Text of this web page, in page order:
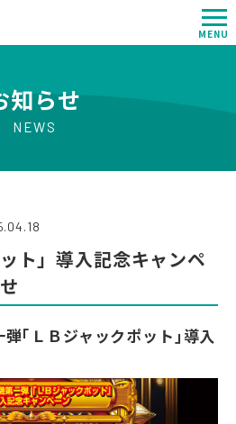
MENU
知らせ
NEWS
ト」導入記念キャンペ
｢ＬＢジャックポット｣導入